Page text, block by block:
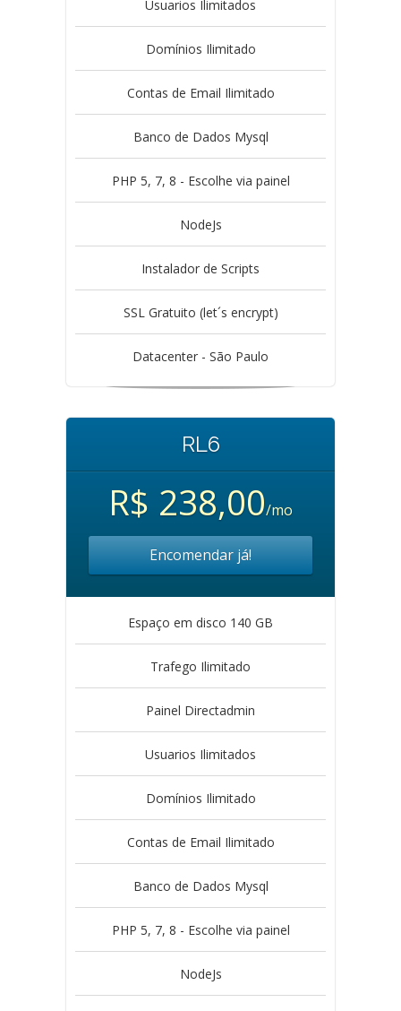
Usuarios Ilimitados
Domínios Ilimitado
Contas de Email Ilimitado
Banco de Dados Mysql
PHP 5, 7, 8 - Escolhe via painel
NodeJs
Instalador de Scripts
SSL Gratuito (let´s encrypt)
Datacenter - São Paulo
RL6
R$ 238,00/mo
Encomendar já!
Espaço em disco 140 GB
Trafego Ilimitado
Painel Directadmin
Usuarios Ilimitados
Domínios Ilimitado
Contas de Email Ilimitado
Banco de Dados Mysql
PHP 5, 7, 8 - Escolhe via painel
NodeJs